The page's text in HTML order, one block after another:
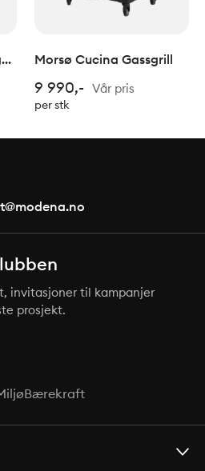
Morsø Cucina Gassgrill
9 990,- Vår pris
per stk
invitasjoner til kampanjer
prosjekt.
Bærekraft